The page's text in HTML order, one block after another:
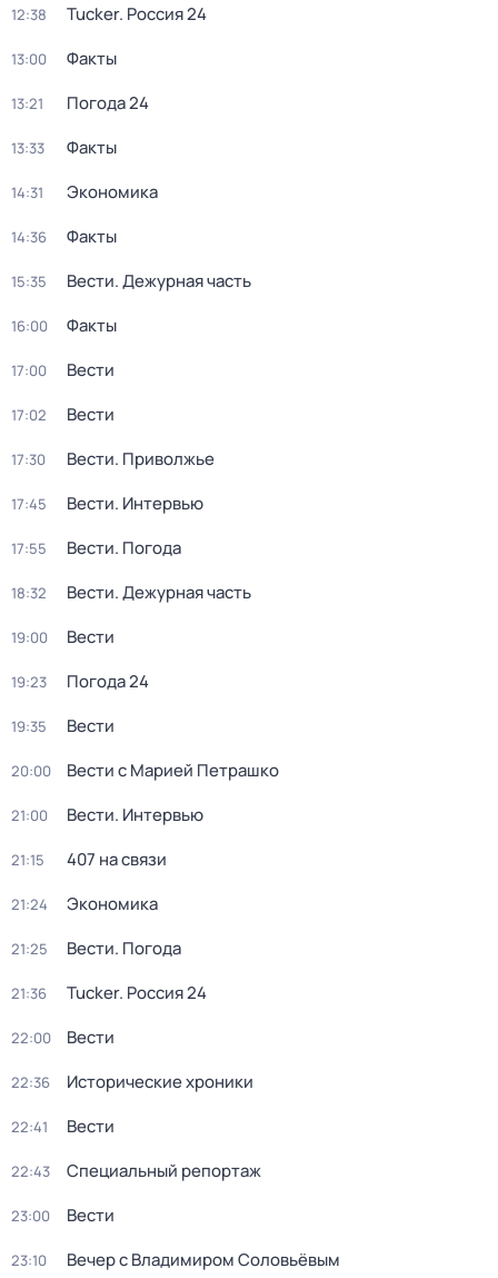
12:38 Tucker. Россия 24
13:00 Факты
13:21 Погода 24
13:33 Факты
14:31 Экономика
14:36 Факты
15:35 Вести. Дежурная часть
16:00 Факты
17:00 Вести
17:02 Вести
17:30 Вести. Приволжье
17:45 Вести. Интервью
17:55 Вести. Погода
18:32 Вести. Дежурная часть
19:00 Вести
19:23 Погода 24
19:35 Вести
20:00 Вести с Марией Петрашко
21:00 Вести. Интервью
21:15 407 на связи
21:24 Экономика
21:25 Вести. Погода
21:36 Tucker. Россия 24
22:00 Вести
22:36 Исторические хроники
22:41 Вести
22:43 Специальный репортаж
23:00 Вести
23:10 Вечер с Владимиром Соловьёвым